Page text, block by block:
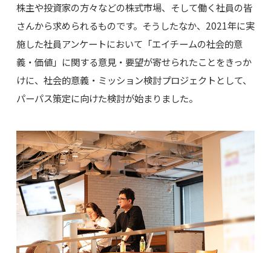
株主や投資家の方々などの株式市場、そして働く社員の皆
さんから求められるものです。そうしたなか、2021年に実
施した社員アンケートにおいて「エイチームの社会的意
義・価値」に関する意見・要望が寄せられたことをきっか
けに、社会的意義・ミッション検討プロジェクトとして、
パーパス策定に向けた検討が始まりました。